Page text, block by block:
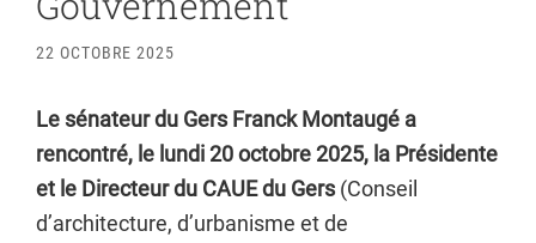
22 OCTOBRE 2025
Le sénateur du Gers Franck Montaugé a
rencontré, le lundi 20 octobre 2025, la Présidente
et le Directeur du CAUE du Gers (Conseil
d’architecture, d’urbanisme et de